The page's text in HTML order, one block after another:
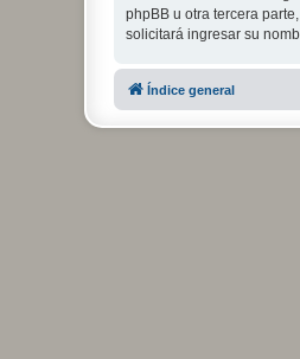
phpBB u otra tercera
solicitará ingresar su
Índice general